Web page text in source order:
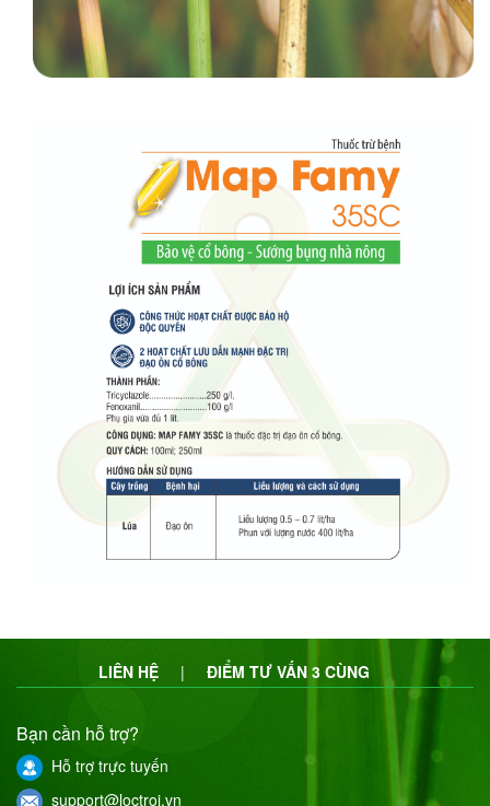
LIÊN HỆ | ĐIỂM TƯ VẤN 3 CÙNG
Bạn cần hỗ trợ?
Hỗ trợ trực tuyến
support@loctroi.vn